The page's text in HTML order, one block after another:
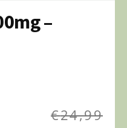
–
€24,99